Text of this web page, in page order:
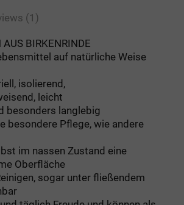
(1)
AUS BIRKENRINDE
auf natürliche Weise
isolierend,
leicht
besonders langlebig
besondere Pflege, wie andere
im nassen Zustand eine
Oberfläche
sogar unter fließendem